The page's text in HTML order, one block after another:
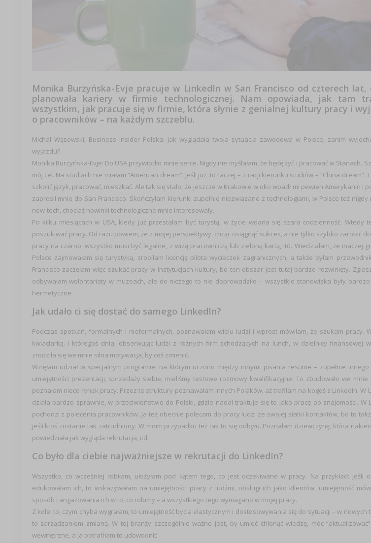
Monika Burzyńska-Evje pracuje w LinkedIn w San Francisco od czterech lat,
planowała kariery w firmie technologicznej. Nam opowiada, jak tam
wszystkim, jak pracuje się w firmie, która słynie z genialnej kultury pracy i
o pracowników – na każdym szczeblu.
Michał Wąsowski, Business Insider Polska: Jak wyglądała twoja sytuacja zawodowa w Polsce, zanim
wyjazdu?
Monika Burzyńska-Evje: Do USA przywiodło mnie serce. Nigdy nie myślałam, że będę żyć i pracować w Stanach.
mój cel. Na studiach nie miałam “American dream”, jeśli już, to raczej – z racji kierunku studiów – “China dream”.
szkolić język, pracować, mieszkać. Ale tak się stało, że jeszcze w Krakowie w oko wpadł mi pewien Amerykanin i
zaprosił mnie do San Francisco. Skończyłam kierunki zupełnie niezwiązane z technologiami, w Polsce też nigdy
new-tech, chociaż nowinki technologiczne mnie interesowały.
Po kilku miesiącach w USA, kiedy już przestałam być turystą, w życie wdarła się szara codzienność. Wtedy
poszukiwać pracy. Od razu powiem, że z mojej perspektywy, chcąc osiągnąć sukces, a nie tylko szybko zarobić
pracy na czarno, wszystko musi być legalne, z wizą pracowniczą lub zieloną kartą, itd. Wiedziałam, że inaczej
Polsce zajmowałam się turystyką, zrobiłam licencję pilota wycieczek zagranicznych, a także byłam
Francisco zaczęłam więc szukać pracy w instytucjach kultury, bo ten obszar jest tutaj bardzo rozwinięty.
odbywałam wolontariaty w muzeach, ale do niczego to nie doprowadziło – wszystkie stanowiska były
hermetyczne.
Jak udało ci się dostać do samego LinkedIn?
Podczas spotkań, formalnych i nieformalnych, poznawałam wielu ludzi i wprost mówiłam, że szukam pracy.
kwiaciarką. I któregoś dnia, obserwując ludzi z różnych firm schodzących na lunch, w dzielnicy finansowej
zrodziła się we mnie silna motywacja, by coś zmienić.
Wzięłam udział w specjalnym programie, na którym uczono między innymi pisania resume – zupełnie
umiejętności prezentacji, sprzedaży siebie, mieliśmy testowe rozmowy kwalifikacyjne. To zbudowało we mnie
poznałam nieco rynek pracy. Przez te struktury poznawałam innych Polaków, aż trafiłam na kogoś z LinkedIn. W
działa bardzo sprawnie, w przeciwieństwie do Polski, gdzie nadal traktuje się to jako pracę po znajomości. W
pochodzi z polecenia pracowników. Ja też obecnie polecam do pracy ludzi ze swojej siatki kontaktów, bo to
jeśli ktoś zostanie tak zatrudniony. W moim przypadku też tak to się odbyło. Poznałam dziewczynę, która
powiedziała jak wygląda rekrutacja, itd.
Co było dla ciebie najważniejsze w rekrutacji do LinkedIn?
Wszystko, co wcześniej robiłam, ułożyłam pod kątem tego, co jest oczekiwane w pracy. Na przykład: jeśli
edukowałam ich, to wskazywałam na umiejętności pracy z ludźmi, obsługi ich jako klientów, umiejętność
sposób i angażowania ich w to, co robimy – a wszystkiego tego wymagano w mojej pracy.
Z kolei to, czym chyba wygrałam, to umiejętność bycia elastycznym i dostosowywania się do sytuacji – w nowych
to zarządzaniem zmianą. W tej branży szczególnie ważne jest, by umieć chłonąć wiedzę, móc
wewnętrzne, a ja potrafiłam to udowodnić.